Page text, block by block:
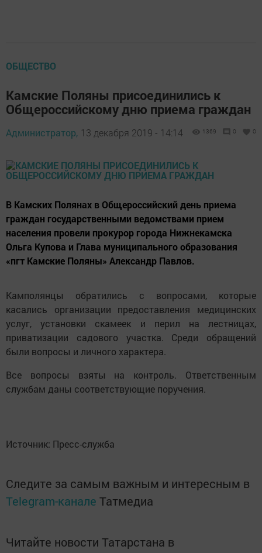
ОБЩЕСТВО
Камские Поляны присоединились к
Общероссийскому дню приема граждан
Администратор, 13 декабря 2019 - 14:14 1369 0 0
В Камских Полянах в Общероссийский день приема
граждан государственными ведомствами прием
населения провели прокурор города Нижнекамска
Ольга Купова и Глава муниципального образования
«пгт Камские Поляны» Александр Павлов.
Камполянцы обратились с вопросами, которые
касались организации предоставления медицинских
услуг, установки скамеек и перил на лестницах,
приватизации садового участка. Среди обращений
были вопросы и личного характера.
Все вопросы взяты на контроль. Ответственным
службам даны соответствующие поручения.
Источник: Пресс-служба
Следите за самым важным и интересным в
Telegram-канале Татмедиа
Читайте новости Татарстана в